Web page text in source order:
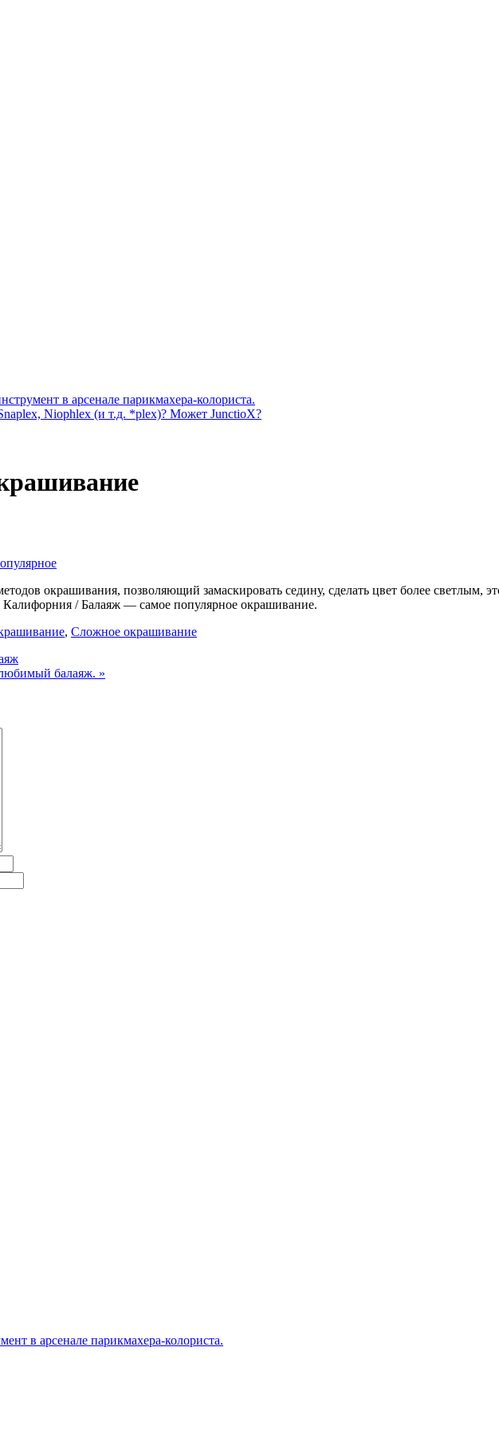
в арсенале парикмахера-колориста.
Niophlex (и т.д. *plex)? Может JunctioX?
окрашивания, позволяющий замаскировать седину, сделать цвет более светлым,
Калифорния / Балаяж — самое популярное окрашивание.
, Сложное окрашивание
балаяж. »
в арсенале парикмахера-колориста.